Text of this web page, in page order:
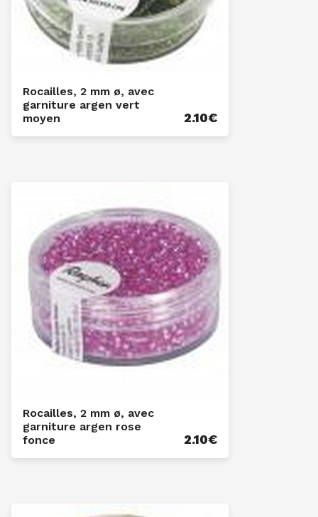
Rocailles, 2 mm ø, avec
garniture argen vert
moyen
2.10€
Rocailles, 2 mm ø, avec
garniture argen rose
fonce
2.10€